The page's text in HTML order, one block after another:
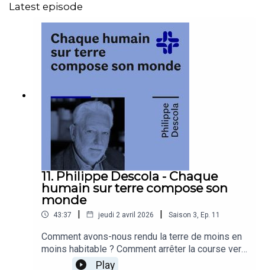
Latest episode
11. Philippe Descola - Chaque
humain sur terre compose son
monde
43:37 | jeudi 2 avril 2026 | Saison 3 Ep. 11
Comment avons-nous rendu la terre de moins en
moins habitable ? Comment arrêter la course vers
l’abîme ? Et si les ontologies étaient au cœur des
Play